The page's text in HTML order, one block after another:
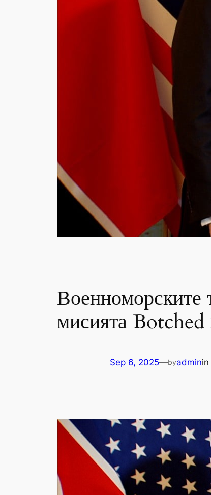
Военноморските
мисията Botched
Sep 6, 2025—byadminin